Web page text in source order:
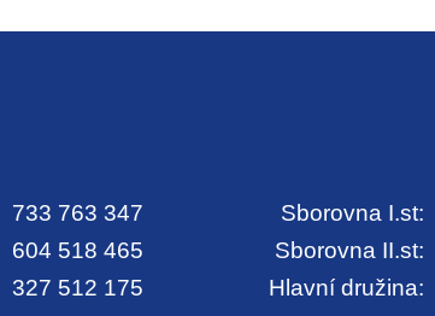
733 763 347 Sborovna I.st:
604 518 465 Sborovna II.st:
327 512 175 Hlavní družina: